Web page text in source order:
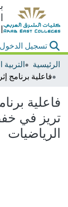
تسجيل الدخول
الرئيسية
فاعلية
تريز في
الرياضيات